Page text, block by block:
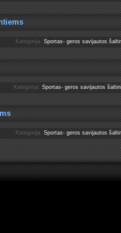
Kategorija: Sportas- geros savijautos
Kategorija: Sportas- geros savijautos
Kategorija: Sportas- geros savijautos